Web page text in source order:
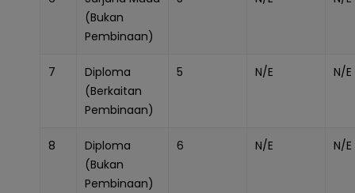
(Bukan
Pembinaan)
7
Diploma
(Berkaitan
Pembinaan)
5 N/E N/E
8
Diploma
(Bukan
Pembinaan)
6 N/E N/E